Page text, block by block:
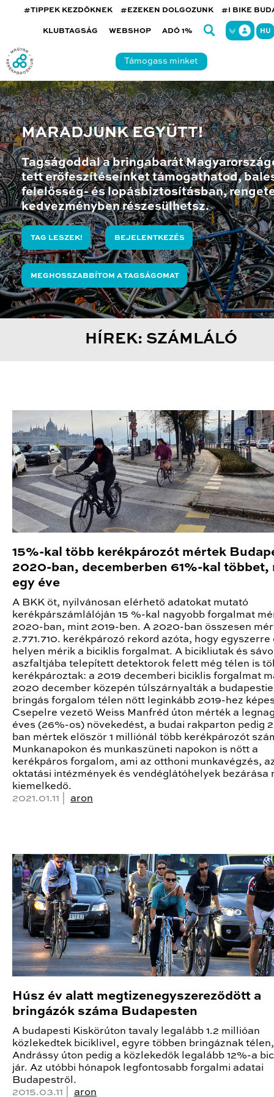
#TIPPEK KEZDŐKNEK #EZEKEN DOLGOZUNK #I BIKE
KLUBTAGSÁG WEBSHOP ADÓ 1% HU
Támogass minket
MARADJUNK EGYÜTT!
Tagságoddal a bringabarát
tett erőfeszítéseinket támogathatod,
felelősség- és lopásbiztosításban,
kedvezményben részesülhetsz.
TAG LESZEK! BEJELENTKEZÉS
MEGHOSSZABBÍTOM A TAGSÁGOMAT
HÍREK: SZÁMLÁLÓ
15%-kal több kerékpározót mértek
2020-ban, decemberben 61%-kal többet,
egy éve
A BKK öt, nyilvánosan elérhető adatokat mutató
kerékpárszámlálóján 15 %-kal nagyobb forgalmat
2020-ban, mint 2019-ben. A 2020-ban összesen
2.771.710. kerékpározó rekord azóta, hogy egyszerre
helyen mérik a biciklis forgalmat. A bicikliutak és
aszfaltjába telepített detektorok felett még télen is
kerékpároztak: a 2019 decemberi biciklis forgalmat
2020 december közepén túlszárnyalták a
bringás forgalom télen nőtt leginkább 2019-hez
Csepelre vezető Weiss Manfréd úton mérték a
éves (26%-os) növekedést, a budai rakparton pedig
ban mértek először 1 milliónál több kerékpározót
Munkanapokon és munkaszüneti napokon is nőtt a
kerékpáros forgalom, ami az otthoni munkavégzés,
oktatási intézmények és vendéglátóhelyek bezárása
kiemelkedő.
2021.01.11 | aron
Húsz év alatt megtizenegyszereződött a
bringázók száma Budapesten
A budapesti Kiskörúton tavaly legalább 1.2 millióan
közlekedtek biciklivel, egyre többen bringáznak
Andrássy úton pedig a közlekedők legalább 12%-a
jár. Az utóbbi hónapok legfontosabb forgalmi adatai
Budapestről.
2015.03.11 | aron